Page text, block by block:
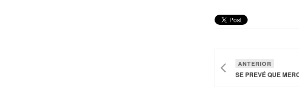
ANTERIOR